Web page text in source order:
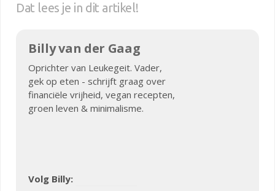
Dat lees je in dit artikel!
Billy van der Gaag
Oprichter van Leukegeit. Vader,
gek op eten - schrijft graag over
financiële vrijheid, vegan recepten,
groen leven & minimalisme.
Volg Billy: